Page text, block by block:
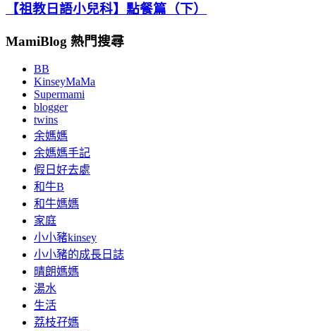
【祖教日語小兒科】點餐篇（下）
MamiBlog 熱門搜尋
BB
KinseyMaMa
Supermami
blogger
twins
余媽媽
余媽媽手記
假日好去處
和牛B
和牛媽媽
家庭
小小豬kinsey
小小豬的成長日誌
晴朗媽媽
湯水
生活
荔枝孖媽